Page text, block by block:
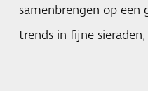
samenbrengen op
trends in fijne